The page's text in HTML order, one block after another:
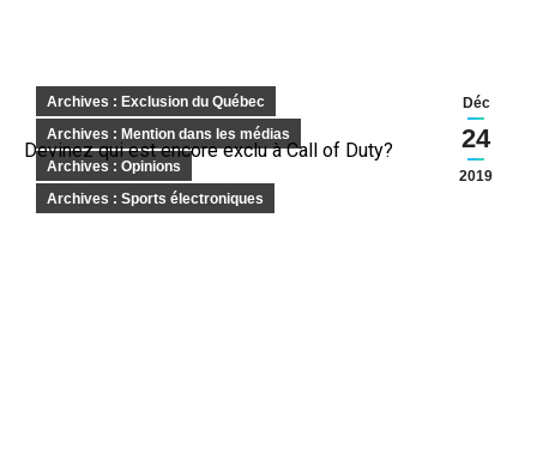
Déc
24
2019
Archives : Exclusion du Québec
Archives : Mention dans les médias
Archives : Opinions
Archives : Sports électroniques
Devinez qui est encore exclu à Call of Duty?